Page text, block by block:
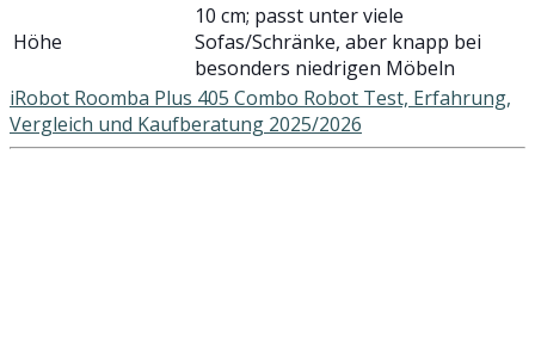
Höhe
10 cm; passt unter viele
Sofas/Schränke, aber knapp bei
besonders niedrigen Möbeln
iRobot Roomba Plus 405 Combo Robot Test, Erfahrung,
Vergleich und Kaufberatung 2025/2026